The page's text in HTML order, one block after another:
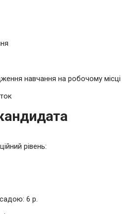
навчання на робочому місці
рівень:
6 р.